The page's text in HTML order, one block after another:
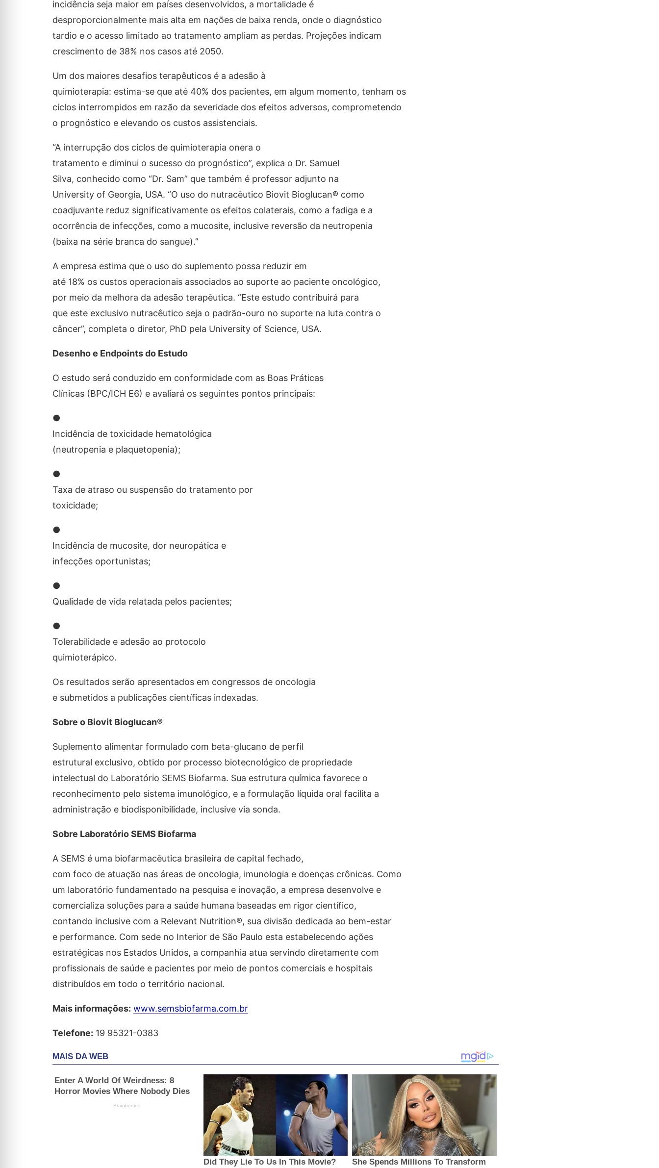
incidência seja maior em países desenvolvidos, a mortalidade é
desproporcionalmente mais alta em nações de baixa renda, onde o diagnóstico
tardio e o acesso limitado ao tratamento ampliam as perdas. Projeções indicam
crescimento de 38% nos casos até 2050.
Um dos maiores desafios terapêuticos é a adesão à
quimioterapia: estima-se que até 40% dos pacientes, em algum momento, tenham os
ciclos interrompidos em razão da severidade dos efeitos adversos, comprometendo
o prognóstico e elevando os custos assistenciais.
“A interrupção dos ciclos de quimioterapia onera o
tratamento e diminui o sucesso do prognóstico”, explica o Dr. Samuel
Silva, conhecido como “Dr. Sam” que também é professor adjunto na
University of Georgia, USA. “O uso do nutracêutico Biovit Bioglucan® como
coadjuvante reduz significativamente os efeitos colaterais, como a fadiga e a
ocorrência de infecções, como a mucosite, inclusive reversão da neutropenia
(baixa na série branca do sangue).”
A empresa estima que o uso do suplemento possa reduzir em
até 18% os custos operacionais associados ao suporte ao paciente oncológico,
por meio da melhora da adesão terapêutica. “Este estudo contribuirá para
que este exclusivo nutracêutico seja o padrão-ouro no suporte na luta contra o
câncer”, completa o diretor, PhD pela University of Science, USA.
Desenho e Endpoints do Estudo
O estudo será conduzido em conformidade com as Boas Práticas
Clínicas (BPC/ICH E6) e avaliará os seguintes pontos principais:
●
Incidência de toxicidade hematológica
(neutropenia e plaquetopenia);
●
Taxa de atraso ou suspensão do tratamento por
toxicidade;
●
Incidência de mucosite, dor neuropática e
infecções oportunistas;
●
Qualidade de vida relatada pelos pacientes;
●
Tolerabilidade e adesão ao protocolo
quimioterápico.
Os resultados serão apresentados em congressos de oncologia
e submetidos a publicações científicas indexadas.
Sobre o Biovit Bioglucan®
Suplemento alimentar formulado com beta-glucano de perfil
estrutural exclusivo, obtido por processo biotecnológico de propriedade
intelectual do Laboratório SEMS Biofarma. Sua estrutura química favorece o
reconhecimento pelo sistema imunológico, e a formulação líquida oral facilita a
administração e biodisponibilidade, inclusive via sonda.
Sobre Laboratório SEMS Biofarma
A SEMS é uma biofarmacêutica brasileira de capital fechado,
com foco de atuação nas áreas de oncologia, imunologia e doenças crônicas. Como
um laboratório fundamentado na pesquisa e inovação, a empresa desenvolve e
comercializa soluções para a saúde humana baseadas em rigor científico,
contando inclusive com a Relevant Nutrition®, sua divisão dedicada ao bem-estar
e performance. Com sede no Interior de São Paulo esta estabelecendo ações
estratégicas nos Estados Unidos, a companhia atua servindo diretamente com
profissionais de saúde e pacientes por meio de pontos comerciais e hospitais
distribuídos em todo o território nacional.
Mais informações: www.semsbiofarma.com.br
Telefone: 19 95321-0383